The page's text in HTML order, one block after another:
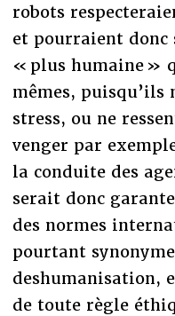
robots
et pourraient donc
« plus humaine »
mêmes, puisqu’ils
stress, ou ne
venger par
la conduite des
serait donc
des normes
pourtant
deshumanisation,
de toute règle